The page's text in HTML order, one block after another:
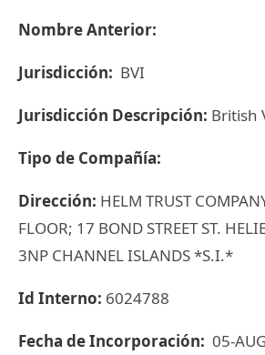
Nombre Anterior:
Jurisdicción: BVI
Jurisdicción Descripción: British
Tipo de Compañía:
Dirección: HELM TRUST
FLOOR; 17 BOND STREET ST.
3NP CHANNEL ISLANDS *S.I.*
Id Interno: 6024788
Fecha de Incorporación: 05-